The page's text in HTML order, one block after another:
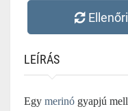
LEÍRÁS
Egy merinó gyapjú